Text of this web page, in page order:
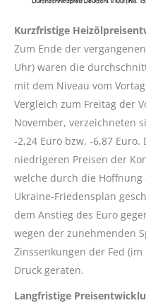
Kurzfristige
Zum Ende der
Uhr) waren die
mit dem Niveau vom
Vergleich zum Freitag der
November, verzeichneten
-2,24 Euro bzw. -6,87
niedrigeren Preisen der
welche durch die
Ukraine-Friedensplan
dem Anstieg des Euro
wegen der zunehmenden
Zinssenkungen der Fed
Druck geraten.
Langfristige